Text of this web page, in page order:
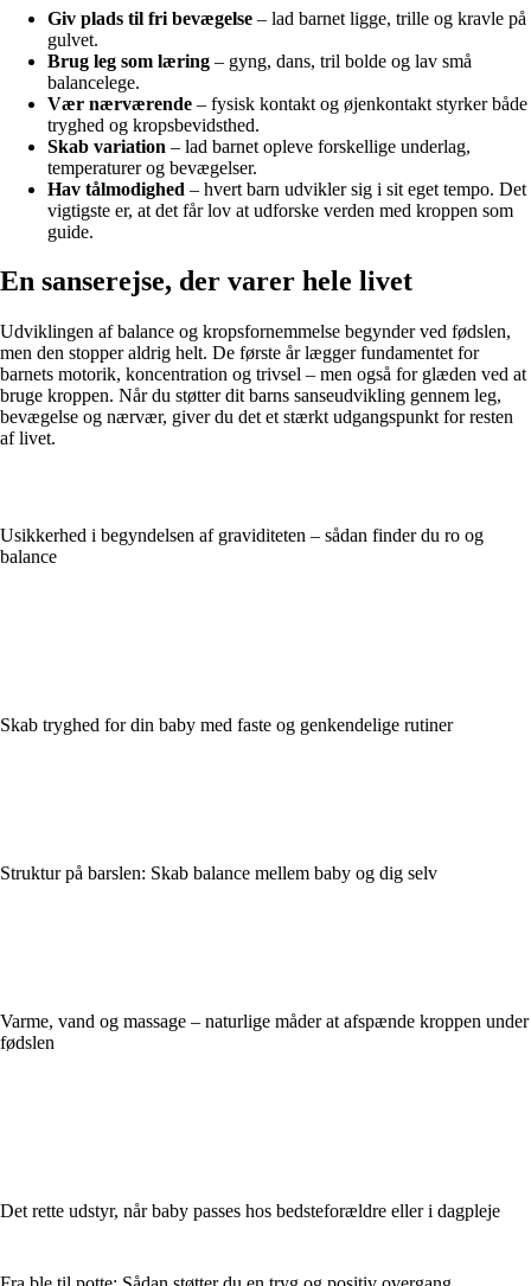
Giv plads til fri bevægelse – lad barnet ligge, trille og kravle på
gulvet.
Brug leg som læring – gyng, dans, tril bolde og lav små
balancelege.
Vær nærværende – fysisk kontakt og øjenkontakt styrker både
tryghed og kropsbevidsthed.
Skab variation – lad barnet opleve forskellige underlag,
temperaturer og bevægelser.
Hav tålmodighed – hvert barn udvikler sig i sit eget tempo. Det
vigtigste er, at det får lov at udforske verden med kroppen som
guide.
En sanserejse, der varer hele livet
Udviklingen af balance og kropsfornemmelse begynder ved fødslen,
men den stopper aldrig helt. De første år lægger fundamentet for
barnets motorik, koncentration og trivsel – men også for glæden ved at
bruge kroppen. Når du støtter dit barns sanseudvikling gennem leg,
bevægelse og nærvær, giver du det et stærkt udgangspunkt for resten
af livet.
Usikkerhed i begyndelsen af graviditeten – sådan finder du ro og
balance
Skab tryghed for din baby med faste og genkendelige rutiner
Struktur på barslen: Skab balance mellem baby og dig selv
Varme, vand og massage – naturlige måder at afspænde kroppen under
fødslen
Det rette udstyr, når baby passes hos bedsteforældre eller i dagpleje